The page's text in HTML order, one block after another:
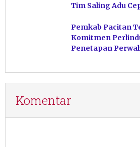
Tim Saling Adu
Pemkab Pacitan
Komitmen
Penetapan
Komentar